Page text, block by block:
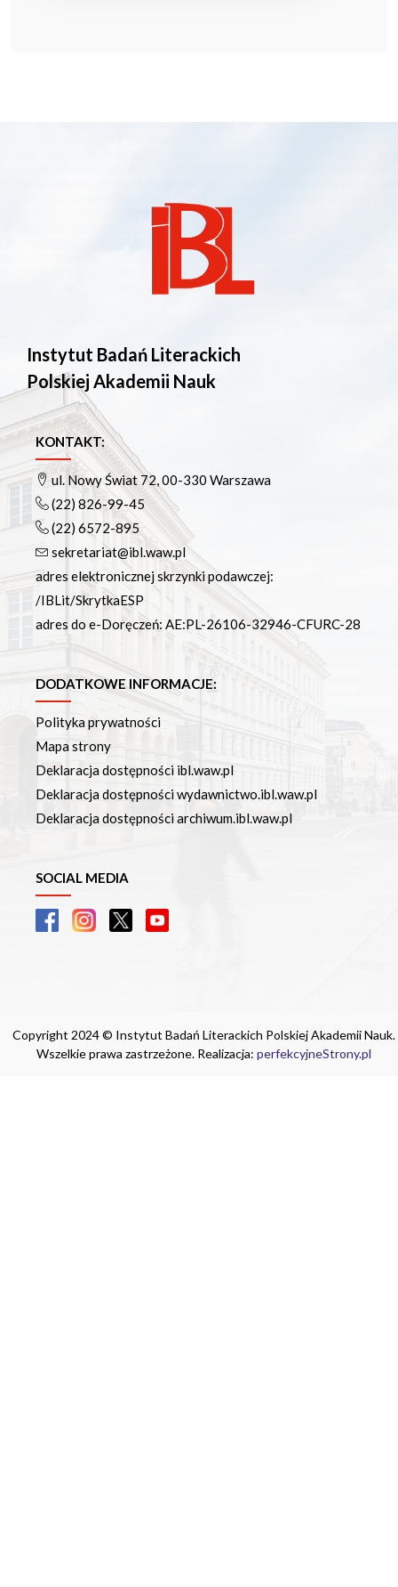
Instytut Badań Literackich
Polskiej Akademii Nauk
KONTAKT:
ul. Nowy Świat 72, 00-330 Warszawa
(22) 826-99-45
(22) 6572-895
sekretariat@ibl.waw.pl
adres elektronicznej skrzynki podawczej:
/IBLit/SkrytkaESP
adres do e-Doręczeń: AE:PL-26106-32946-CFURC-28
DODATKOWE INFORMACJE:
Polityka prywatności
Mapa strony
Deklaracja dostępności ibl.waw.pl
Deklaracja dostępności wydawnictwo.ibl.waw.pl
Deklaracja dostępności archiwum.ibl.waw.pl
SOCIAL MEDIA
Copyright 2024 © Instytut Badań Literackich Polskiej Akademii Nauk.
Wszelkie prawa zastrzeżone. Realizacja: perfekcyjneStrony.pl